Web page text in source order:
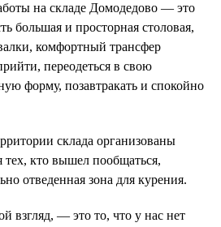
на складе Домодедово — это
большая и просторная столовая,
комфортный трансфер
переодеться в свою
форму, позавтракать и спокойно
склада организованы
тех, кто вышел пообщаться,
отведенная зона для курения.
взгляд, — это то, что у нас нет